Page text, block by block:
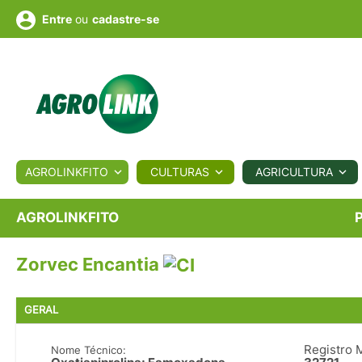
BIOLÓGICOS COTAÇÕES NOTÍCIAS
Conversor Colunistas Eventos
Entre ou cadastre-se
AGROLINKFITO CULTURAS AGRICULTURA
AGROLINKFITO
Zorvec Encantia
GERAL
Nome Técnico:
Registro